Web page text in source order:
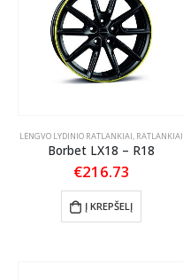
LENGVO LYDINIO RATLANKIAI, RATLANKIAI
Borbet LX18 – R18
€216.73
Į KREPŠELĮ